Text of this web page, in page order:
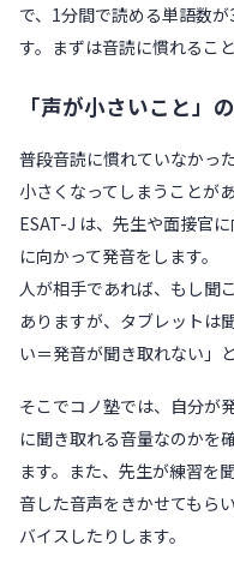
で、1分間で読める単語数
す。まずは音読に慣れるこ
「声が小さいこと」
普段音読に慣れていなかっ
小さくなってしまうことがあ
ESAT-J は、先生や面接官
に向かって発音をします。
人が相手であれば、もし聞
ありますが、タブレットは
い＝発音が聞き取れない」
そこでコノ塾では、自分が
に聞き取れる音量なのかを
ます。また、先生が練習を
音した音声をきかせてもら
バイスしたりします。